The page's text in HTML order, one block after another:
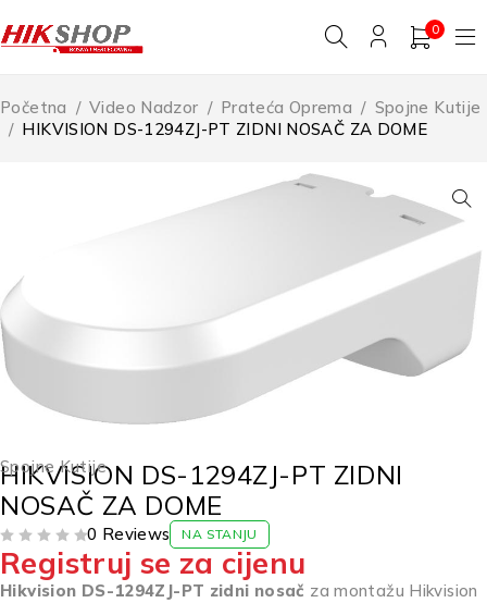
0
Početna / Video Nadzor / Prateća Oprema / Spojne Kutije
/ HIKVISION DS-1294ZJ-PT ZIDNI NOSAČ ZA DOME
Spojne Kutije
HIKVISION DS-1294ZJ-PT ZIDNI
NOSAČ ZA DOME
0 Reviews NA STANJU
Registruj se za cijenu
Hikvision DS-1294ZJ-PT zidni nosač za montažu Hikvision